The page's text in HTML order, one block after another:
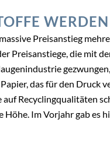
Preisanstieg
Preisanstiege, die mit
das für den Druck
Recyclingqualitäten
Höhe. Im Vorjahr gab es